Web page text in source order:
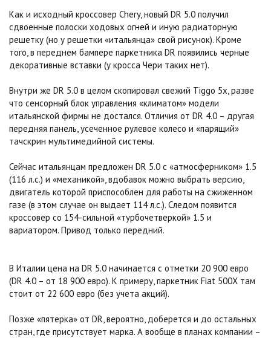
Как и исходный кроссовер Chery, новый DR 5.0 получил
сдвоенные полоски ходовых огней и иную радиаторную
решетку (но у решетки «итальянца» свой рисунок). Кроме
того, в переднем бампере паркетника DR появились черные
декоративные вставки (у кросса Чери таких нет).
Внутри же DR 5.0 в целом скопировал свежий Tiggo 5x, разве
что сенсорный блок управления «климатом» модели
итальянской фирмы не достался. Отличия от DR 4.0 – другая
передняя панель, усеченное рулевое колесо и «парящий»
тачскрин мультимедийной системы.
Сейчас итальянцам предложен DR 5.0 с «атмосферником» 1.5
(116 л.с.) и «механикой», вдобавок можно выбрать версию,
двигатель которой приспособлен для работы на сжиженном
газе (в этом случае он выдает 114 л.с.). Следом появится
кроссовер со 154-сильной «турбочетверкой» 1.5 и
вариатором. Привод только передний.
В Италии цена на DR 5.0 начинается с отметки 20 900 евро
(DR 4.0 – от 18 900 евро). К примеру, паркетник Fiat 500X там
стоит от 22 600 евро (без учета акций).
Позже «пятерка» от DR, вероятно, доберется и до остальных
стран, где присутствует марка. А вообще в планах компании –